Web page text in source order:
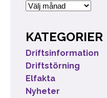
Nyhetsarkiv
KATEGORIER
Driftsinformation
Driftstörning
Elfakta
Nyheter